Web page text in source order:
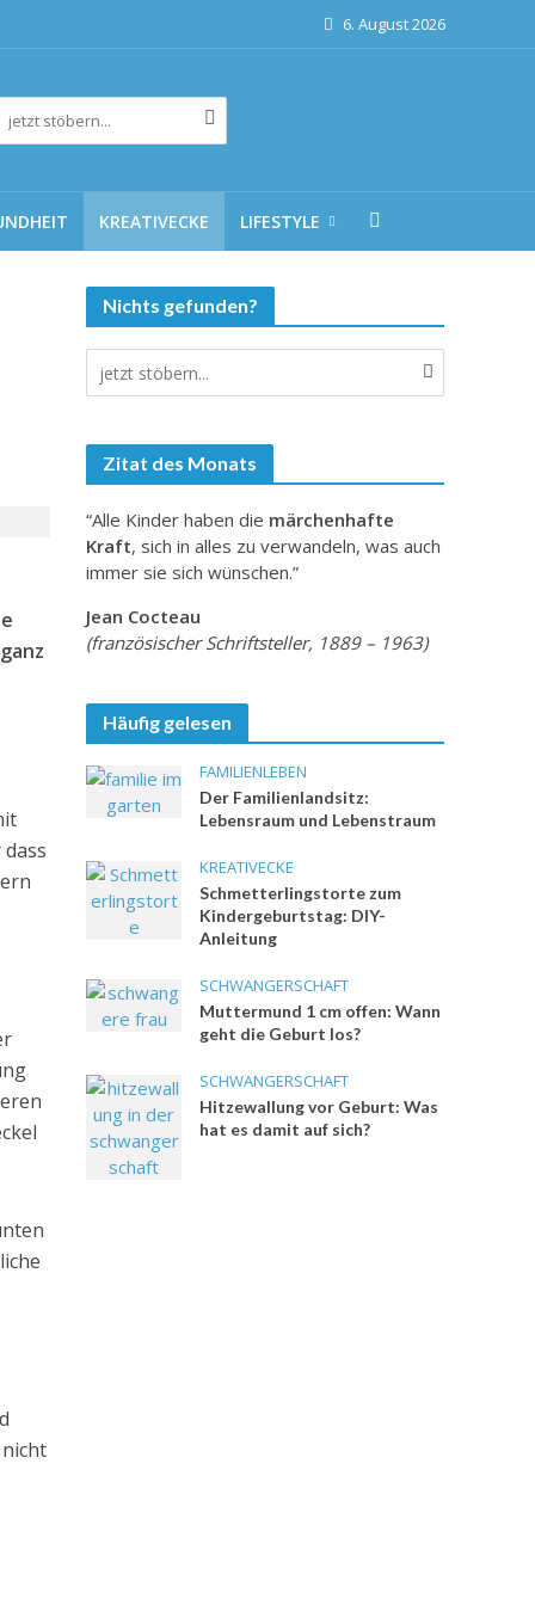
6. August 2026
KREATIVECKE LIFESTYLE
Nichts gefunden?
Zitat des Monats
“Alle Kinder haben die märchenhafte
Kraft, sich in alles zu verwandeln, was auch
immer sie sich wünschen.”
Jean Cocteau
(französischer Schriftsteller, 1889 – 1963)
Häufig gelesen
FAMILIENLEBEN
Der Familienlandsitz:
Lebensraum und Lebenstraum
KREATIVECKE
Schmetterlingstorte zum
Kindergeburtstag: DIY-
Anleitung
SCHWANGERSCHAFT
Muttermund 1 cm offen: Wann
geht die Geburt los?
SCHWANGERSCHAFT
Hitzewallung vor Geburt: Was
hat es damit auf sich?